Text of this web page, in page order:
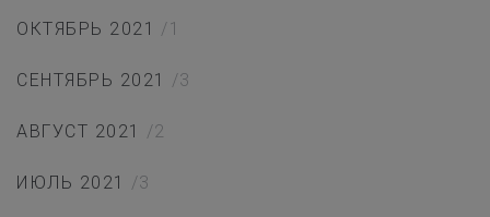
ОКТЯБРЬ 2021 /1
СЕНТЯБРЬ 2021 /3
АВГУСТ 2021 /2
ИЮЛЬ 2021 /3